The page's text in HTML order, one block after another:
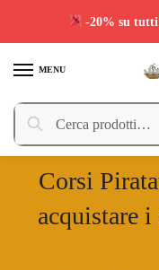
MENU
Cerca:
Cerca
Corsi
acquistare
-20% su tutti